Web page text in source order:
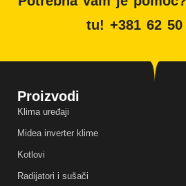
tu! +381 62 50
Proizvodi
Klima uređaji
Midea inverter klime
Kotlovi
Radijatori i sušači